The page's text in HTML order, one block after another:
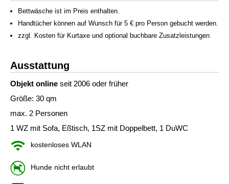
Bettwäsche ist im Preis enthalten.
Handtücher können auf Wunsch für 5 € pro Person gebucht werden.
zzgl. Kosten für Kurtaxe und optional buchbare Zusatzleistungen
Ausstattung
Objekt online seit 2006 oder früher
Größe: 30 qm
max. 2 Personen
1 WZ mit Sofa, Eßtisch, 1SZ mit Doppelbett, 1 DuWC
kostenloses WLAN
Hunde nicht erlaubt